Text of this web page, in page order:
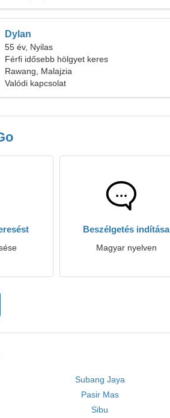
Dylan
55 év, Nyilas
Férfi idősebb hölgyet keres
Rawang, Malajzia
Valódi kapcsolat
Beszélgetés indítása
Magyar nyelven
Subang Jaya
Pasir Mas
Sibu